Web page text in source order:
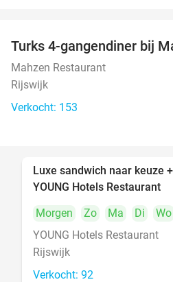
Turks 4-gangendiner bij
Mahzen Restaurant
Rijswijk
Verkocht: 153
Luxe sandwich naar keuze
YOUNG Hotels Restaurant
Morgen
Zo Ma Di Wo
YOUNG Hotels Restaurant
Rijswijk
Verkocht: 92